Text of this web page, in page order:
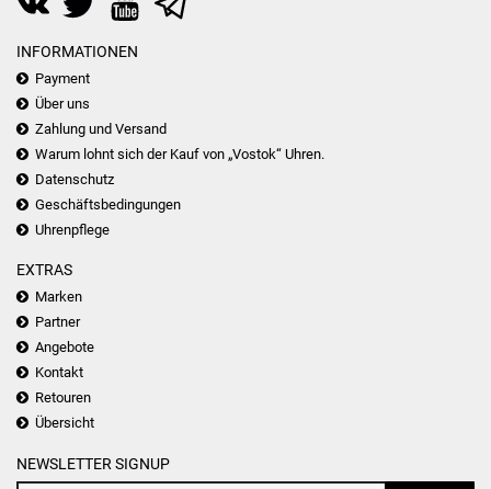
INFORMATIONEN
Payment
Über uns
Zahlung und Versand
Warum lohnt sich der Kauf von „Vostok“ Uhren.
Datenschutz
Geschäftsbedingungen
Uhrenpflege
EXTRAS
Marken
Partner
Angebote
Kontakt
Retouren
Übersicht
NEWSLETTER SIGNUP